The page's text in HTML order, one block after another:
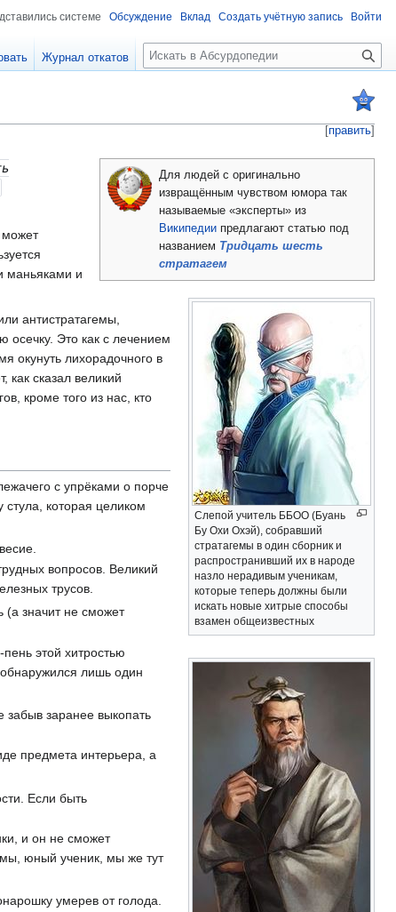
[править]
Для людей с оригинально
извращённым чувством юмора так
называемые «эксперты» из
Википедии предлагают статью под
названием Тридцать шесть
стратагем
Слепой учитель ББОО (Буань
Бу Охи Охэй), собравший
стратагемы в один сборник и
распространивший их в народе
назло нерадивым ученикам,
которые теперь должны были
искать новые хитрые способы
взамен общеизвестных
может
маньяками и
антистратагемы,
осечку. Это как с лечением
окунуть лихорадочного в
как сказал великий
кроме того из нас, кто
с упрёками о порче
которая целиком
вопросов. Великий
трусов.
(а значит не сможет
этой хитростью
лишь один
заранее выкопать
предмета интерьера, а
Если быть
и он не сможет
юный ученик, мы же тут
умерев от голода.
системе Обсуждение Вклад Создать учётную запись Войти
Журнал откатов
П
о
к